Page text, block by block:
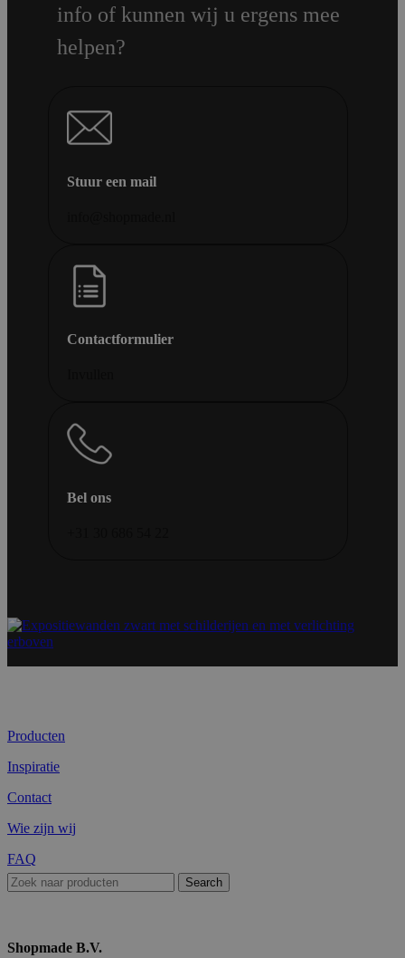
info of kunnen wij u ergens mee
helpen?
Stuur een mail
Contactformulier
Bel ons
Producten
Inspiratie
Contact
Wie zijn wij
FAQ
Search
Shopmade B.V.